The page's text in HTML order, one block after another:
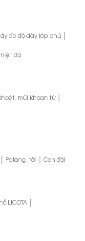
đo độ dày lớp phủ |
độ
mũi khoan từ |
| Palang, tời | Con đội
LICOTA |